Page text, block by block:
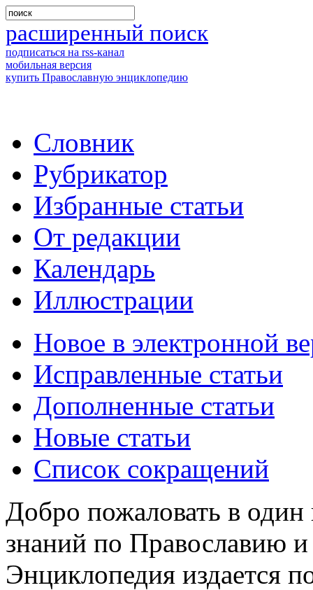
расширенный поиск
подписаться на rss-канал
мобильная версия
купить Православную энциклопедию
Словник
Рубрикатор
Избранные статьи
От редакции
Календарь
Иллюстрации
Новое в электронной
Исправленные статьи
Дополненные статьи
Новые статьи
Список сокращений
Добро пожаловать в
знаний по Православию
Энциклопедия издается